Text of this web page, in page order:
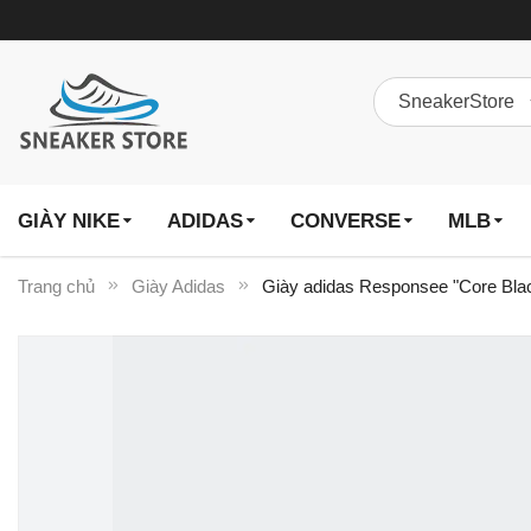
GIÀY NIKE ADIDAS CONVERSE MLB
Trang chủ Giày Adidas Giày adidas Responsee "Core